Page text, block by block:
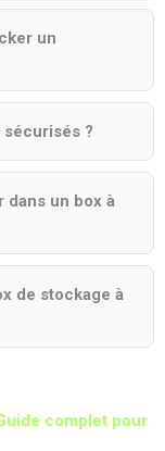
un
?
dans un box à
de stockage à
complet pour